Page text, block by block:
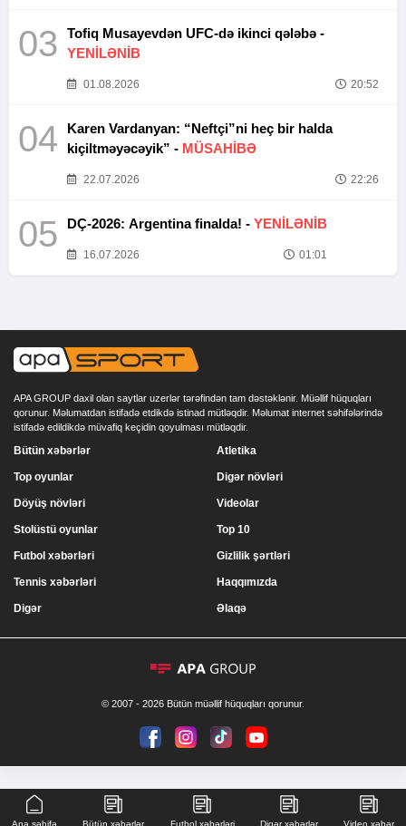
03
Tofiq Musayevdən UFC-də ikinci qələbə -
YENİLƏNİB
01.08.2026 20:52
04
Karen Vardanyan: “Neftçi”ni heç bir halda
kiçiltməyəcəyik” - MÜSAHİBƏ
22.07.2026 22:26
05 DÇ-2026: Argentina finalda! - YENİLƏNİB
16.07.2026 01:01
APA GROUP daxil olan saytlar uzerlər tərəfindən tam dəstəklənir. Müəllif hüquqları
qorunur. Məlumatdan istifadə etdikdə istinad mütləqdir. Məlumat internet səhifələrində
istifadə edildikdə müvafiq keçidin qoyulması mütləqdir.
Bütün xəbərlər
Top oyunlar
Döyüş növləri
Stolüstü oyunlar
Atletika
Digər növləri
Videolar
Top 10
Futbol xəbərləri
Tennis xəbərləri
Digər
Gizlilik şərtləri
Haqqımızda
Əlaqə
© 2007 - 2026 Bütün müəllif hüquqları qorunur.
Ana səhifə Bütün xəbərlər Futbol xəbərləri Digər xəbərlər Video xəbər